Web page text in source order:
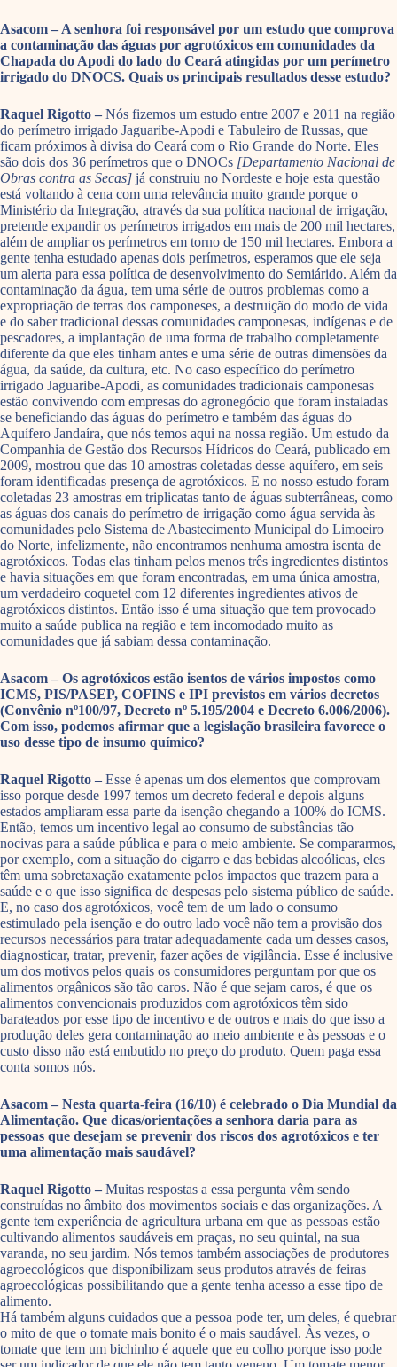
Asacom – A senhora foi responsável por um estudo que comprova
a contaminação das águas por agrotóxicos em comunidades da
Chapada do Apodi do lado do Ceará atingidas por um perímetro
irrigado do DNOCS. Quais os principais resultados desse estudo?
Raquel Rigotto – Nós fizemos um estudo entre 2007 e 2011 na região
do perímetro irrigado Jaguaribe-Apodi e Tabuleiro de Russas, que
ficam próximos à divisa do Ceará com o Rio Grande do Norte. Eles
são dois dos 36 perímetros que o DNOCs [Departamento Nacional de
Obras contra as Secas] já construiu no Nordeste e hoje esta questão
está voltando à cena com uma relevância muito grande porque o
Ministério da Integração, através da sua política nacional de irrigação,
pretende expandir os perímetros irrigados em mais de 200 mil hectares,
além de ampliar os perímetros em torno de 150 mil hectares. Embora a
gente tenha estudado apenas dois perímetros, esperamos que ele seja
um alerta para essa política de desenvolvimento do Semiárido. Além da
contaminação da água, tem uma série de outros problemas como a
expropriação de terras dos camponeses, a destruição do modo de vida
e do saber tradicional dessas comunidades camponesas, indígenas e de
pescadores, a implantação de uma forma de trabalho completamente
diferente da que eles tinham antes e uma série de outras dimensões da
água, da saúde, da cultura, etc. No caso específico do perímetro
irrigado Jaguaribe-Apodi, as comunidades tradicionais camponesas
estão convivendo com empresas do agronegócio que foram instaladas
se beneficiando das águas do perímetro e também das águas do
Aquífero Jandaíra, que nós temos aqui na nossa região. Um estudo da
Companhia de Gestão dos Recursos Hídricos do Ceará, publicado em
2009, mostrou que das 10 amostras coletadas desse aquífero, em seis
foram identificadas presença de agrotóxicos. E no nosso estudo foram
coletadas 23 amostras em triplicatas tanto de águas subterrâneas, como
as águas dos canais do perímetro de irrigação como água servida às
comunidades pelo Sistema de Abastecimento Municipal do Limoeiro
do Norte, infelizmente, não encontramos nenhuma amostra isenta de
agrotóxicos. Todas elas tinham pelos menos três ingredientes distintos
e havia situações em que foram encontradas, em uma única amostra,
um verdadeiro coquetel com 12 diferentes ingredientes ativos de
agrotóxicos distintos. Então isso é uma situação que tem provocado
muito a saúde publica na região e tem incomodado muito as
comunidades que já sabiam dessa contaminação.
Asacom – Os agrotóxicos estão isentos de vários impostos como
ICMS, PIS/PASEP, COFINS e IPI previstos em vários decretos
(Convênio nº100/97, Decreto nº 5.195/2004 e Decreto 6.006/2006).
Com isso, podemos afirmar que a legislação brasileira favorece o
uso desse tipo de insumo químico?
Raquel Rigotto – Esse é apenas um dos elementos que comprovam
isso porque desde 1997 temos um decreto federal e depois alguns
estados ampliaram essa parte da isenção chegando a 100% do ICMS.
Então, temos um incentivo legal ao consumo de substâncias tão
nocivas para a saúde pública e para o meio ambiente. Se compararmos,
por exemplo, com a situação do cigarro e das bebidas alcoólicas, eles
têm uma sobretaxação exatamente pelos impactos que trazem para a
saúde e o que isso significa de despesas pelo sistema público de saúde.
E, no caso dos agrotóxicos, você tem de um lado o consumo
estimulado pela isenção e do outro lado você não tem a provisão dos
recursos necessários para tratar adequadamente cada um desses casos,
diagnosticar, tratar, prevenir, fazer ações de vigilância. Esse é inclusive
um dos motivos pelos quais os consumidores perguntam por que os
alimentos orgânicos são tão caros. Não é que sejam caros, é que os
alimentos convencionais produzidos com agrotóxicos têm sido
barateados por esse tipo de incentivo e de outros e mais do que isso a
produção deles gera contaminação ao meio ambiente e às pessoas e o
custo disso não está embutido no preço do produto. Quem paga essa
conta somos nós.
Asacom – Nesta quarta-feira (16/10) é celebrado o Dia Mundial da
Alimentação. Que dicas/orientações a senhora daria para as
pessoas que desejam se prevenir dos riscos dos agrotóxicos e ter
uma alimentação mais saudável?
Raquel Rigotto – Muitas respostas a essa pergunta vêm sendo
construídas no âmbito dos movimentos sociais e das organizações. A
gente tem experiência de agricultura urbana em que as pessoas estão
cultivando alimentos saudáveis em praças, no seu quintal, na sua
varanda, no seu jardim. Nós temos também associações de produtores
agroecológicos que disponibilizam seus produtos através de feiras
agroecológicas possibilitando que a gente tenha acesso a esse tipo de
alimento.
Há também alguns cuidados que a pessoa pode ter, um deles, é quebrar
o mito de que o tomate mais bonito é o mais saudável. Às vezes, o
tomate que tem um bichinho é aquele que eu colho porque isso pode